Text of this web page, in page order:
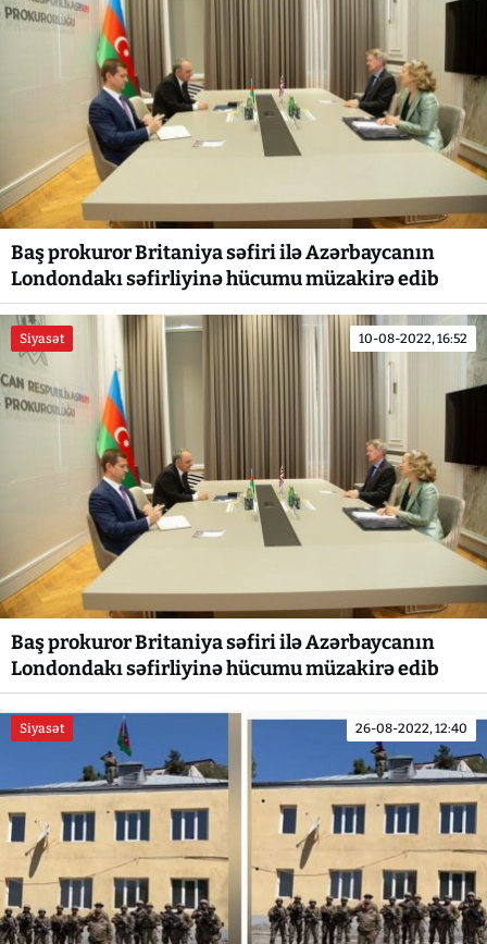
Baş prokuror Britaniya səfiri ilə Azərbaycanın
Londondakı səfirliyinə hücumu müzakirə edib
Siyasət 10-08-2022, 16:52
Baş prokuror Britaniya səfiri ilə Azərbaycanın
Londondakı səfirliyinə hücumu müzakirə edib
Siyasət 26-08-2022, 12:40